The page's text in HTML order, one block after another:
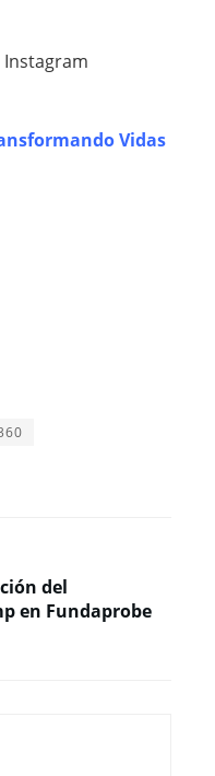
Vidas
del
en Fundaprobe